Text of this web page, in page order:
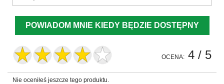
POWIADOM MNIE KIEDY BĘDZIE DOSTĘPNY
OCENA: 4 / 5
Nie oceniłeś jeszcze tego produktu.